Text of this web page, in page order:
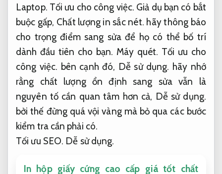
Laptop. Tối ưu cho công việc. Giả dụ bạn có bắt
buộc gấp, Chất lượng in sắc nét. hãy thông báo
cho trọng điểm sang sửa để họ có thể bố trí
dành đầu tiên cho bạn. Máy quét. Tối ưu cho
công việc. bên cạnh đó, Dễ sử dụng. hãy nhớ
rằng chất lượng ổn định sang sửa vẫn là
nguyên tố cần quan tâm hơn cả, Dễ sử dụng.
bởi thế đừng quá vội vàng mà bỏ qua các bước
kiểm tra cần phải có.
Tối ưu SEO. Dễ sử dụng.
In hộp giấy cứng cao cấp giá tốt chất